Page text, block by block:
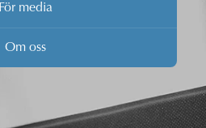
För media
Om oss